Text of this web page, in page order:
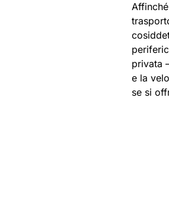
privata
e la
se si